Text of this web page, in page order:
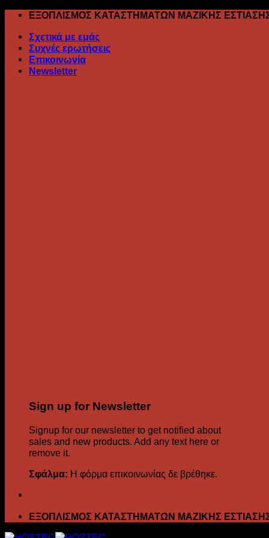
Skip
content
ΕΞΟΠΛΙΣΜΟΣ ΚΑΤΑΣΤΗΜΑΤΩΝ ΜΑΖΙΚΗΣ
Σχετικά με εμάς
Συχνές ερωτήσεις
Επικοινωνία
Newsletter
Sign up for Newsletter
Signup for our newsletter to get notified about
sales and new products. Add any text here or
remove it.
Σφάλμα: Η φόρμα επικοινωνίας δε βρέθηκε.
ΕΞΟΠΛΙΣΜΟΣ ΚΑΤΑΣΤΗΜΑΤΩΝ ΜΑΖΙΚΗΣ